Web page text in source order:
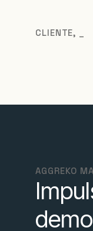
CLIENTE,
AGGREKO